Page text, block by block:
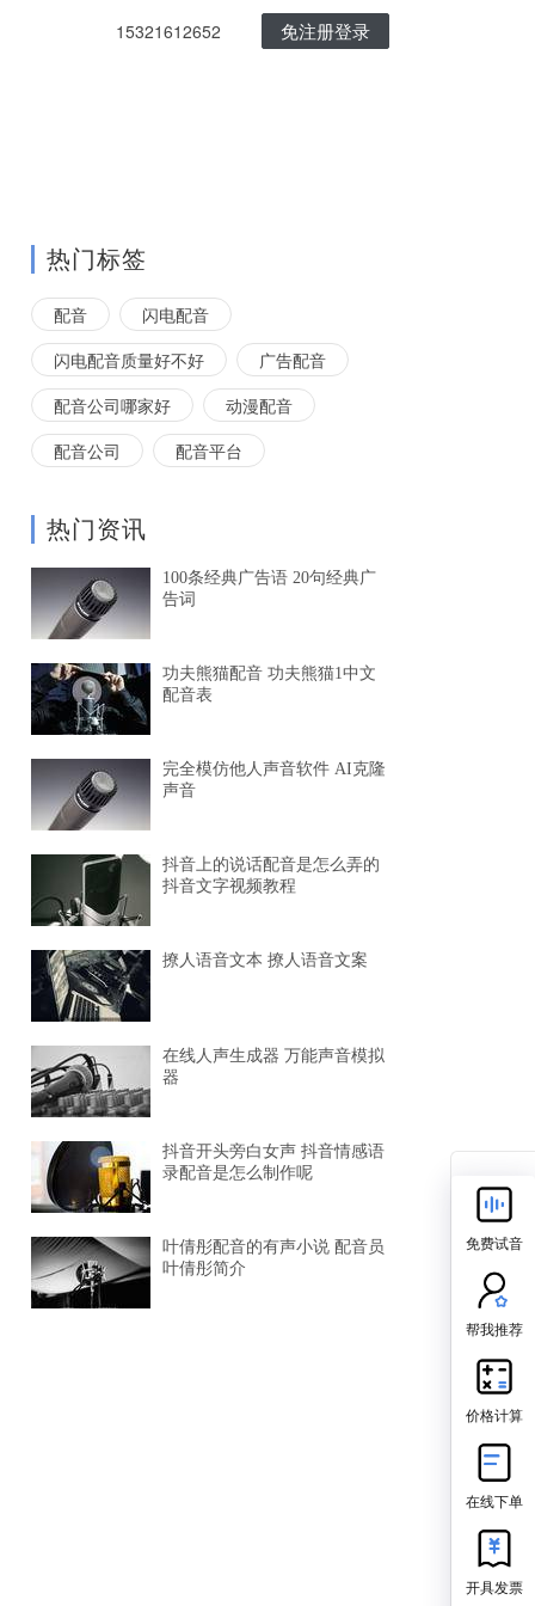
15321612652 免注册登录
热门标签
配音
闪电配音
闪电配音质量好不好
广告配音
配音公司哪家好
动漫配音
配音公司
配音平台
热门资讯
100条经典广告语 20句经典广
告词
功夫熊猫配音 功夫熊猫1中文
配音表
完全模仿他人声音软件 AI克隆
声音
抖音上的说话配音是怎么弄的
抖音文字视频教程
撩人语音文本 撩人语音文案
在线人声生成器 万能声音模拟
器
抖音开头旁白女声 抖音情感语
录配音是怎么制作呢
叶倩彤配音的有声小说 配音员
叶倩彤简介
免费试音
帮我推荐
价格计算
在线下单
开具发票